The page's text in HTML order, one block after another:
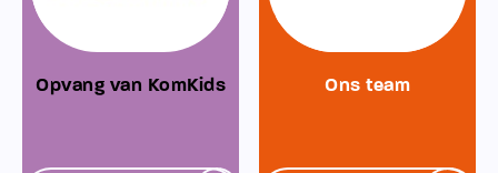
Opvang van KomKids Ons team